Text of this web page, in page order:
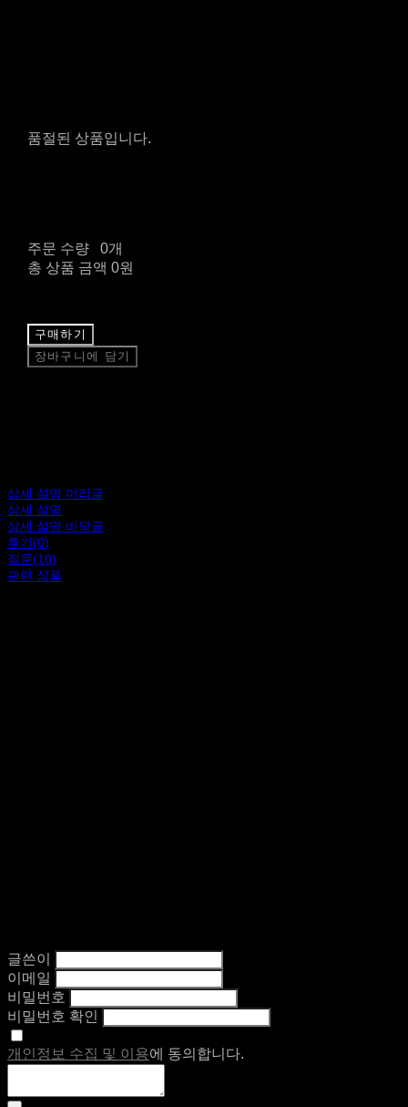
품절된 상품입니다.
주문 수량
0개
총 상품 금액 0원
구매하기
장바구니에 담기
상세 설명 머리글
상세 설명
상세 설명 바닥글
후기(0)
질문(10)
관련 상품
글쓴이
이메일
비밀번호
비밀번호 확인
개인정보 수집 및 이용에 동의합니다.